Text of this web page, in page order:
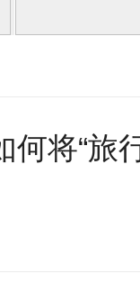
将“旅